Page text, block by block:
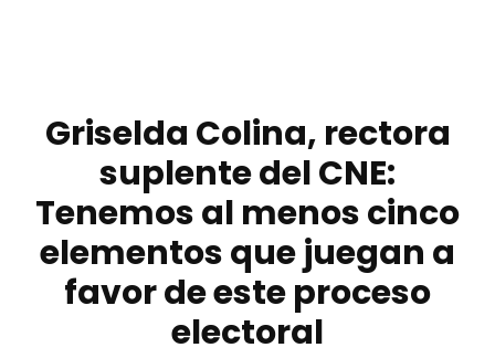
Griselda Colina, rectora
suplente del CNE:
Tenemos al menos cinco
elementos que juegan a
favor de este proceso
electoral